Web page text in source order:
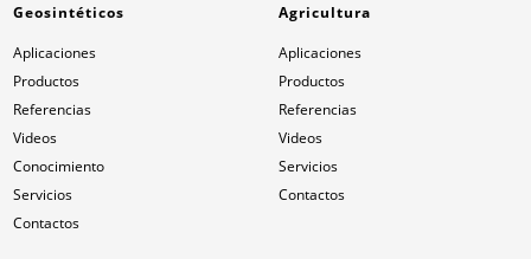
Geosintéticos
Aplicaciones
Productos
Referencias
Videos
Conocimiento
Servicios
Contactos
Agricultura
Aplicaciones
Productos
Referencias
Videos
Servicios
Contactos